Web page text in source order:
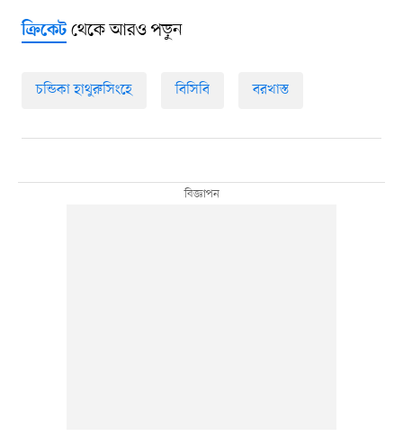
ক্রিকেটথেকে আরও পড়ুন
চন্ডিকা হাথুরুসিংহে বিসিবি বরখাস্ত